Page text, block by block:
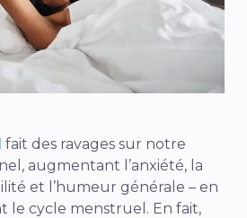
fait des ravages sur notre
augmentant l’anxiété, la
et l’humeur générale – en
le cycle menstruel. En fait,